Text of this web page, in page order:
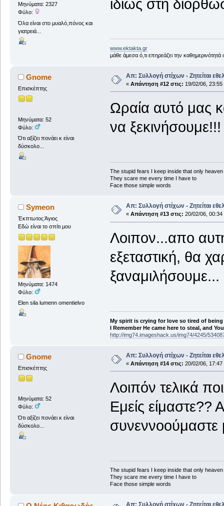
Μηνύματα: 2327
Φύλο:
Όλα είναι στο μυαλό,πόνος και
γιατρειά...
ιδίως στη
www.ektakta.gr
μάθε άμεσα ό,τι επηρεάζει την
Gnome
Επισκέπτης
Μηνύματα: 52
Φύλο:
Ότι αξίζει πονάει κ είναι
δύσκολο...
Απ: Συλλογή στίχων - Ζητείται
« Απάντηση #12 στις: 19/02/06, 23:55
Ωραία αυτό μας
να ξεκινήσουμε!!!
The stupid fears I keep inside that only
They scare me every time I have to
Face those simple words
Symeon
Έκπτωτος Άγιος
Εδώ είναι το σπίτι μου
Μηνύματα: 1474
Φύλο:
Elen sila lumenn omentielvo
Απ: Συλλογή στίχων - Ζητείται
« Απάντηση #13 στις: 20/02/06, 00:34
Λοιπον...απο
εξεταστική, θα
ξαναμιλήσουμε...
My spirit is crying for love so tired of being
I Remember He came here to steal, and
http://img74.imageshack.us/img74/4245/
Gnome
Επισκέπτης
Μηνύματα: 52
Φύλο:
Ότι αξίζει πονάει κ είναι
δύσκολο...
Απ: Συλλογή στίχων - Ζητείται
« Απάντηση #14 στις: 20/02/06, 17:47
Λοιπόν τελικά
Εμείς είμαστε??
The stupid fears I keep inside that only
They scare me every time I have to
Face those simple words
Απ: Συλλογή στίχων - Ζητείται